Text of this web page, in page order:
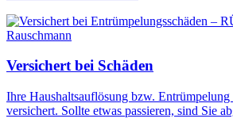
Versichert bei Schäden
Ihre Haushaltsauflösung bzw.
versichert. Sollte etwas passieren, sind Sie